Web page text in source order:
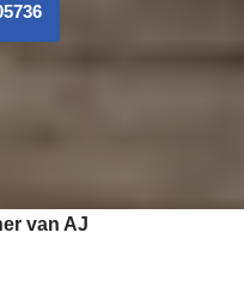
van AJ